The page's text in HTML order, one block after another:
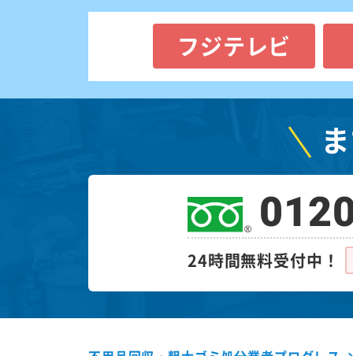
フジテレビ
24時間無料受付中！